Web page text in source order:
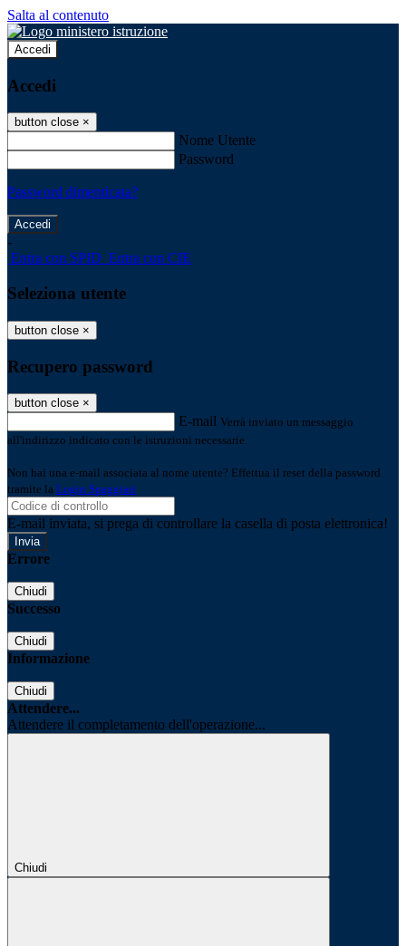
Salta al contenuto
Accedi
Accedi
button close ×
Nome Utente
Password
Password dimenticata?
-
Entra con SPID Entra con CIE
Seleziona utente
button close ×
Recupero password
button close ×
E-mail Verrà inviato un messaggio
all'indirizzo indicato con le istruzioni necessarie.
Non hai una e-mail associata al nome utente? Effettua il reset della password
tramite la Login Spaggiari
E-mail inviata, si prega di controllare la casella di posta elettronica!
Errore
Chiudi
Successo
Chiudi
Informazione
Chiudi
Attendere...
Attendere il completamento dell'operazione...
Chiudi